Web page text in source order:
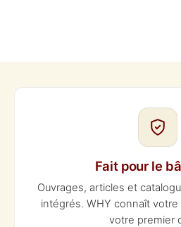
Fait pour le
Ouvrages, articles et
intégrés. WHY connaît
votre premier